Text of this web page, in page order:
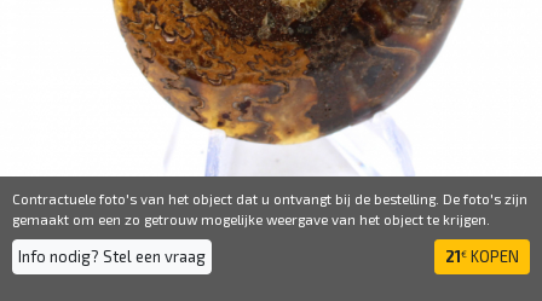
Contractuele foto's van het object dat u ontvangt bij de bestelling. De foto's zijn
gemaakt om een ​​zo getrouw mogelijke weergave van het object te krijgen.
Info nodig? Stel een vraag 21€ KOPEN